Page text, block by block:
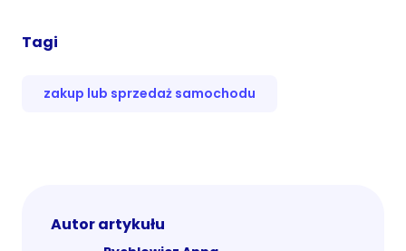
Tagi
zakup lub sprzedaż samochodu
Autor artykułu